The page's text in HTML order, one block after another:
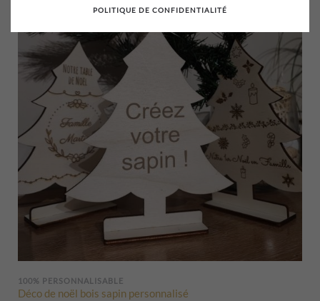
POLITIQUE DE CONFIDENTIALITÉ
100% PERSONNALISABLE
Déco de noël bois sapin personnalisé